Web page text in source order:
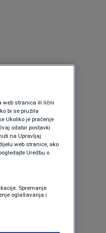
web stranica ili lični
bi se pružila
Ukoliko je praćenje
odabir postavki
na Upravljaj
web stranice, ako
Uredbu o
Spremanje
oglašavanja i